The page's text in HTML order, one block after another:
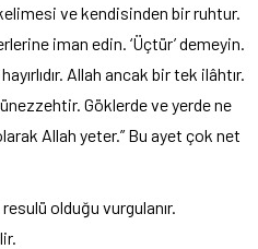
kelimesi ve kendisinden bir ruhtur.
iman edin. ‘Üçtür’ demeyin.
Allah ancak bir tek ilâhtır.
Göklerde ve yerde ne
Allah yeter.” Bu ayet çok net
resulü olduğu vurgulanır.